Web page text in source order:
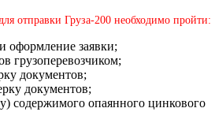
отправки Груза-200 необходимо пройти:
оформление заявки;
грузоперевозчиком;
документов;
документов;
содержимого опаянного цинкового